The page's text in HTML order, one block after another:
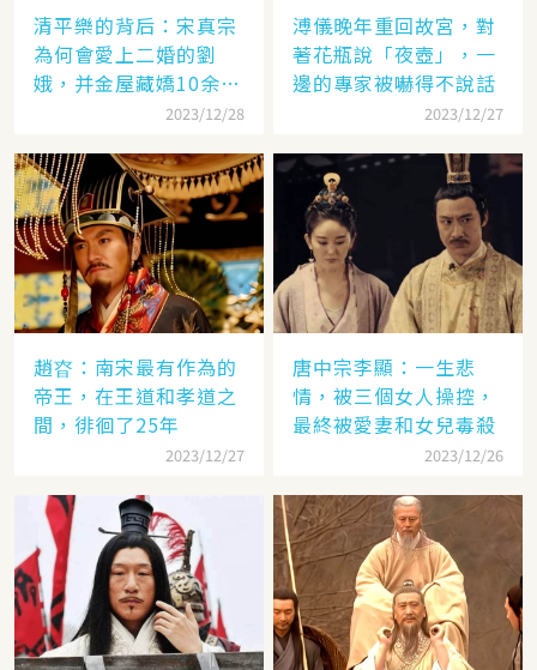
清平樂的背后：宋真宗
為何會愛上二婚的劉
娥，并金屋藏嬌10余
2023/12/28
溥儀晚年重回故宮，對
著花瓶說「夜壺」，一
邊的專家被嚇得不說話
2023/12/27
趙昚：南宋最有作為的
帝王，在王道和孝道之
間，徘徊了25年
2023/12/27
唐中宗李顯：一生悲
情，被三個女人操控，
最終被愛妻和女兒毒殺
2023/12/26